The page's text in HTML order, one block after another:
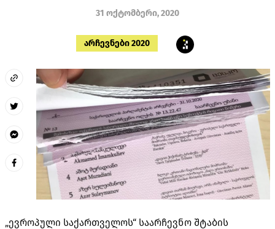
31 ოქტომბერი, 2020
არჩევნები 2020
„ევროპული საქართველოს“ საარჩევნო შტაბის